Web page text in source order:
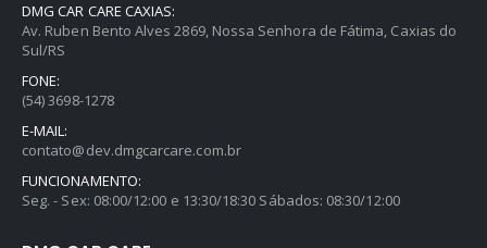
DMG CAR CARE CAXIAS:
Av. Ruben Bento Alves 2869, Nossa Senhora de Fátima, Caxias do
Sul/RS
FONE:
(54) 3698-1278
E-MAIL:
contato@dev.dmgcarcare.com.br
FUNCIONAMENTO:
Seg. - Sex: 08:00/12:00 e 13:30/18:30 Sábados: 08:30/12:00